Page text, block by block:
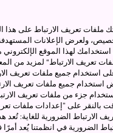
تعريف الارتباط على هذا
ولعرض الإعلانات
لهذا الموقع
تعريف الارتباط“ لمزيد من
استخدام جميع ملفات تعريف
جميع ملفات تعريف
جزء من ملفات تعريف
الارتباط الضرورية للغاية:
الضرورية في انظمتنا يُعد